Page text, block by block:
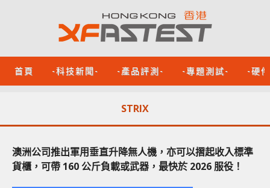
首頁 -科技新聞- -產品評測- -專題測試- -硬
STRIX
澳洲公司推出軍用垂直升降無人機，亦可以摺起收入標準
貨櫃，可帶 160 公斤負載或武器，最快於 2026 服役！